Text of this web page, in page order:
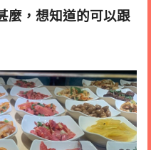
麼，想知道的可以跟